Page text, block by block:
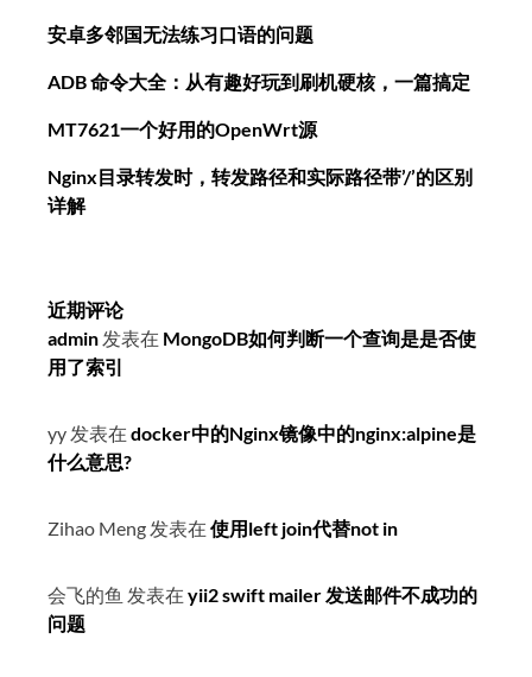
安卓多邻国无法练习口语的问题
ADB 命令大全：从有趣好玩到刷机硬核，一篇搞定
MT7621一个好用的OpenWrt源
Nginx目录转发时，转发路径和实际路径带’/’的区别
详解
近期评论
admin 发表在 MongoDB如何判断一个查询是是否使
用了索引
yy 发表在 docker中的Nginx镜像中的nginx:alpine是
什么意思?
Zihao Meng 发表在 使用left join代替not in
会飞的鱼 发表在 yii2 swift mailer 发送邮件不成功的
问题